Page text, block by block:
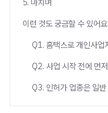
5. 마치며
이런 것도 궁금할 수 있어요!
Q1. 홈택스로 개인사업
Q2. 사업 시작 전에 먼
Q3. 인허가 업종은 일